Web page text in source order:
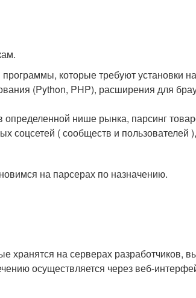
которые требуют установки
(Python, PHP), расширения для
нише рынка, парсинг
соцсетей ( сообществ и пользователей
на парсерах по назначению.
на серверах разработчиков,
осуществляется через веб-